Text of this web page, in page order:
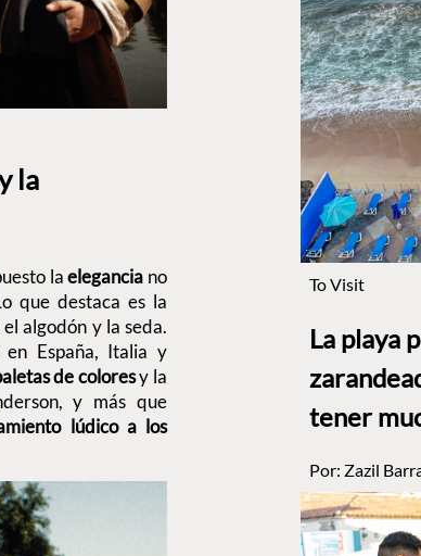
la
laelegancia no
que destaca es la
algodón y la seda.
en España, Italia y
de coloresy la
y más que
lúdico a los
To Visit
La playa
tener
Por: Zazil